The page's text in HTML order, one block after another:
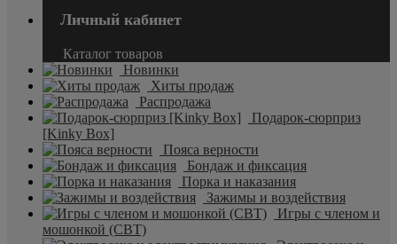
Личный кабинет
Каталог товаров
Новинки
Хиты продаж
Распродажа
Подарок-сюрприз
[Kinky Box]
Пояса верности
Бондаж и фиксация
Порка и наказания
Зажимы и воздействия
Игры с членом и
мошонкой (CBT)